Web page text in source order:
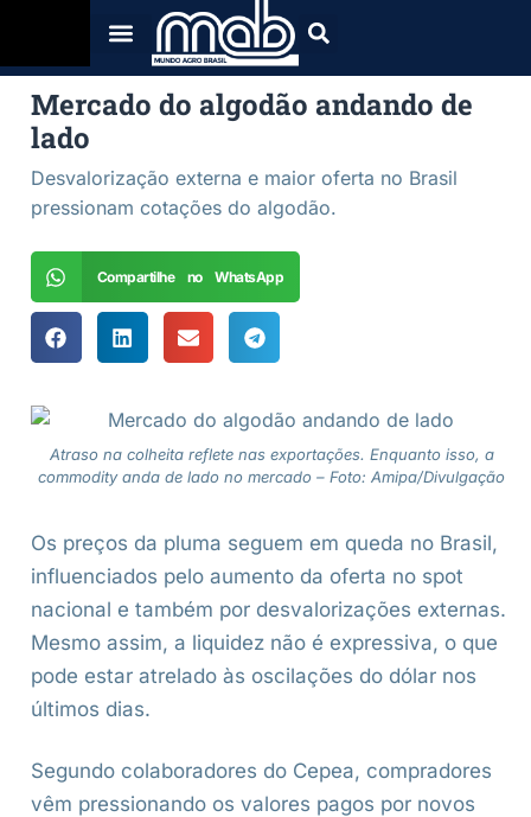
Mercado do algodão andando de
lado
Desvalorização externa e maior oferta no Brasil
pressionam cotações do algodão.
Compartilhe no WhatsApp
Atraso na colheita reflete nas exportações. Enquanto isso, a
commodity anda de lado no mercado – Foto: Amipa/Divulgação
Os preços da pluma seguem em queda no Brasil,
influenciados pelo aumento da oferta no spot
nacional e também por desvalorizações externas.
Mesmo assim, a liquidez não é expressiva, o que
pode estar atrelado às oscilações do dólar nos
últimos dias.
Segundo colaboradores do Cepea, compradores
vêm pressionando os valores pagos por novos